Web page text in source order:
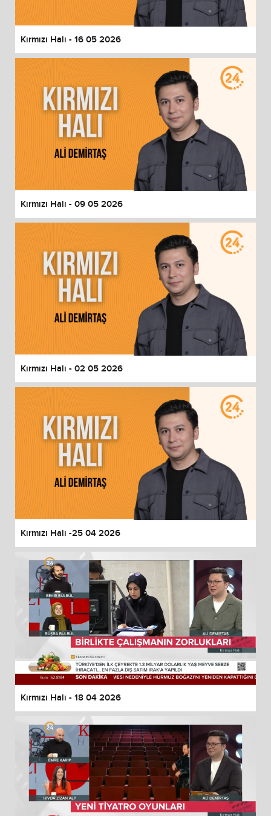
Kırmızı Halı - 16 05 2026
Kırmızı Halı - 09 05 2026
Kırmızı Halı - 02 05 2026
Kırmızı Halı -25 04 2026
Kırmızı Halı - 18 04 2026